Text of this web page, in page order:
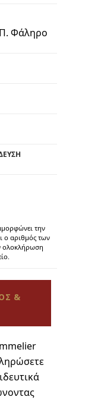
Φάληρο
την
o αριθμός των
ολοκλήρωση
&